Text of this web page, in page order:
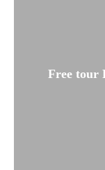
Free tour